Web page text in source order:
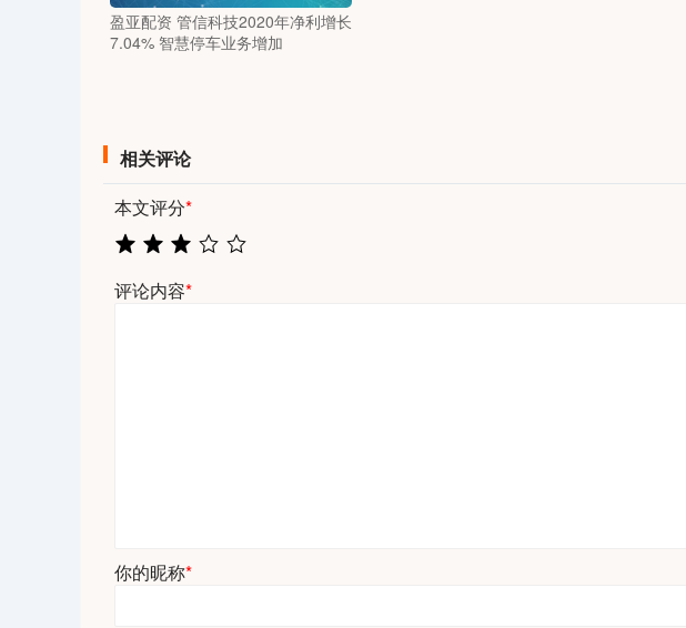
盈亚配资 管信科技2020年净利增长
7.04% 智慧停车业务增加
相关评论
本文评分*
评论内容*
你的昵称*